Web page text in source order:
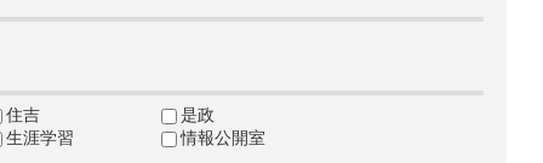
住吉
是政
生涯学習
情報公開室